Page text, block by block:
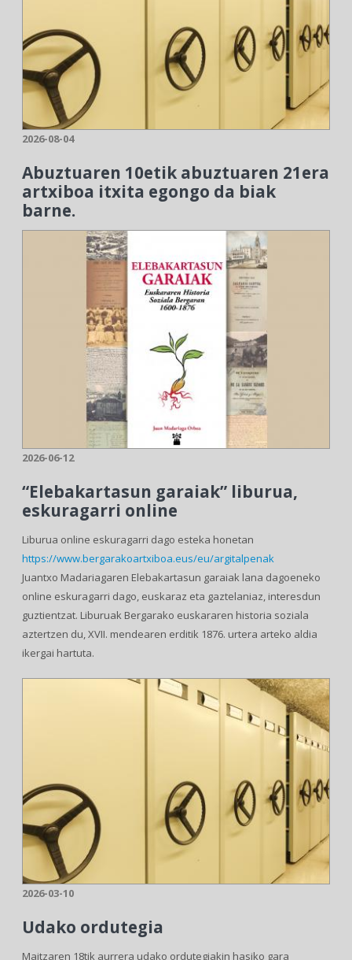
2026-08-04
Abuztuaren 10etik abuztuaren 21era
artxiboa itxita egongo da biak
barne.
2026-06-12
“Elebakartasun garaiak” liburua,
eskuragarri online
Liburua online eskuragarri dago esteka honetan
https://www.bergarakoartxiboa.eus/eu/argitalpenak
Juantxo Madariagaren Elebakartasun garaiak lana dagoeneko
online eskuragarri dago, euskaraz eta gaztelaniaz, interesdun
guztientzat. Liburuak Bergarako euskararen historia soziala
aztertzen du, XVII. mendearen erditik 1876. urtera arteko aldia
ikergai hartuta.
2026-03-10
Udako ordutegia
Maitzaren 18tik aurrera udako ordutegiakin hasiko gara